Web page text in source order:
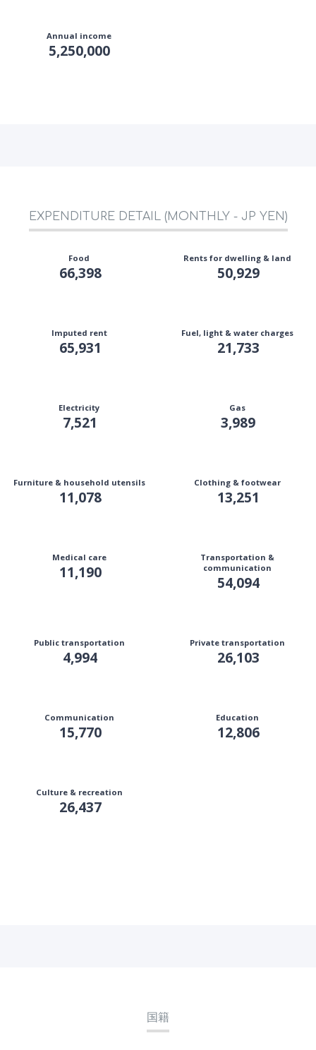
Annual income
5,250,000
EXPENDITURE DETAIL (MONTHLY - JP YEN)
Food
66,398
Rents for dwelling & land
50,929
Imputed rent
65,931
Fuel, light & water charges
21,733
Electricity
7,521
Gas
3,989
Furniture & household utensils
11,078
Clothing & footwear
13,251
Medical care
11,190
Transportation &
communication
54,094
Public transportation
4,994
Private transportation
26,103
Communication
15,770
Education
12,806
Culture & recreation
26,437
国籍